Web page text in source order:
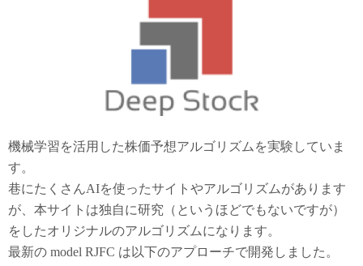
機械学習を活用した株価予想アルゴリズムを実験していま
す。
巷にたくさんAIを使ったサイトやアルゴリズムがあります
が、本サイトは独自に研究（というほどでもないですが）
をしたオリジナルのアルゴリズムになります。
最新の model RJFC は以下のアプローチで開発しました。